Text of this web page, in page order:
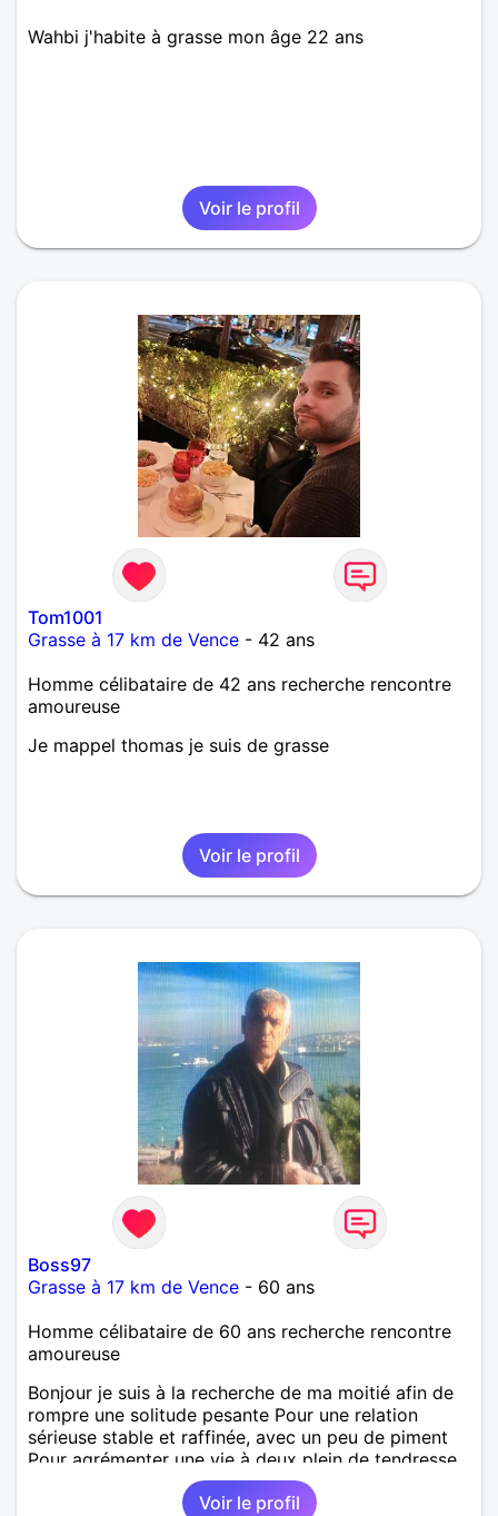
Wahbi j'habite à grasse mon âge 22 ans
Voir le profil
Tom1001
Grasse à 17 km de Vence - 42 ans
Homme célibataire de 42 ans recherche rencontre
amoureuse
Je mappel thomas je suis de grasse
Voir le profil
Boss97
Grasse à 17 km de Vence - 60 ans
Homme célibataire de 60 ans recherche rencontre
amoureuse
Bonjour je suis à la recherche de ma moitié afin de
rompre une solitude pesante Pour une relation
sérieuse stable et raffinée, avec un peu de piment
Pour agrémenter une vie à deux plein de tendresse
Voir le profil